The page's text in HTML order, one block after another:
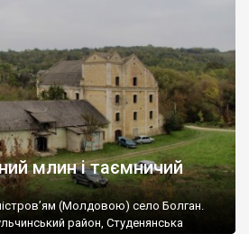
млин і таємничий
(Молдовою) село Болган.
район, Студенянська